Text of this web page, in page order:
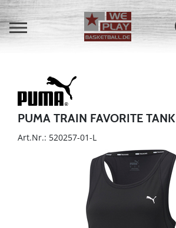
PUMA TRAIN FAVORITE TANK
Art.Nr.: 520257-01-L